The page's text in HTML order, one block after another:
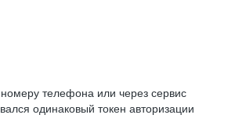
телефона или через сервис
одинаковый токен авторизации